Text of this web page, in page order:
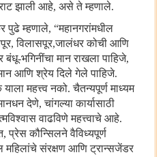
झाली आहे, असे ते म्हणाले.
पुढे म्हणाले, “महानगरांमधील
,विलासपूर,जालंधर कोची आणि
भगिनींचा मान राखला पाहिजे,
आणि श्रेय दिले गेले पाहिजे.
महत्त्व नको. चैतन्यपूर्ण माध्यम
देणे,चांगल्या कार्यासाठी
वाढविणे महत्त्वाचे आहे.
,प्रेस कौन्सिलने वैविध्यपूर्ण
महिलांचे संरक्षण आणि ट्रान्सजेंडर